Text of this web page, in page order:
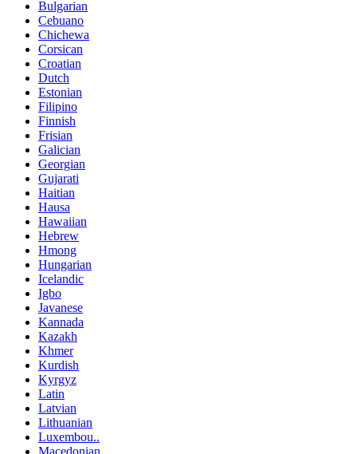
Bulgarian
Cebuano
Chichewa
Corsican
Croatian
Dutch
Estonian
Filipino
Finnish
Frisian
Galician
Georgian
Gujarati
Haitian
Hausa
Hawaiian
Hebrew
Hmong
Hungarian
Icelandic
Igbo
Javanese
Kannada
Kazakh
Khmer
Kurdish
Kyrgyz
Latin
Latvian
Lithuanian
Luxembou..
Macedonian